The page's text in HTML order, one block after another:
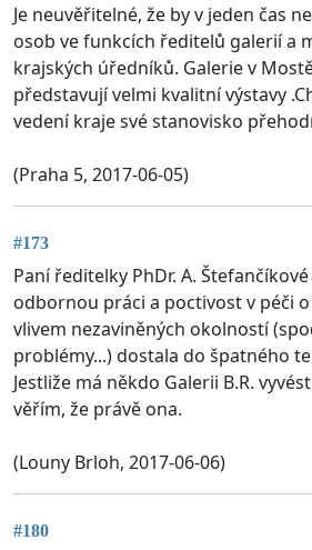
Je neuvěřitelné, že by v jeden čas
osob ve funkcích ředitelů galerií a
krajských úředníků. Galerie v
představují velmi kvalitní výstavy
vedení kraje své stanovisko
(Praha 5, 2017-06-05)
#173
Paní ředitelky PhDr. A.
odbornou práci a poctivost v péči
vlivem nezaviněných okolností
problémy...) dostala do špatného
Jestliže má někdo Galerii B.R.
věřím, že právě ona.
(Louny Brloh, 2017-06-06)
#180